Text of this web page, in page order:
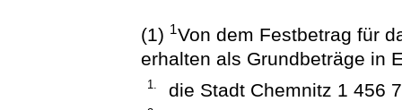
(1) 1Von dem Festbetrag für
erhalten als Grundbeträge in
1. die Stadt Chemnitz 1 456